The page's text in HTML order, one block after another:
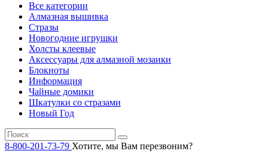
Все категории
Алмазная вышивка
Стразы
Новогодние игрушки
Холсты клеевые
Аксессуары для алмазной мозаики
Блокноты
Информация
Чайные домики
Шкатулки со стразами
Новый Год
8-800-201-73-79 Хотите, мы Вам перезвоним?